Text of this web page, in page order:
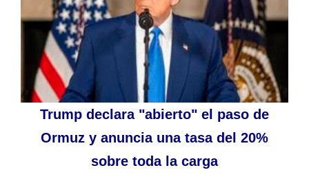
Trump declara "abierto" el paso de
Ormuz y anuncia una tasa del 20%
sobre toda la carga